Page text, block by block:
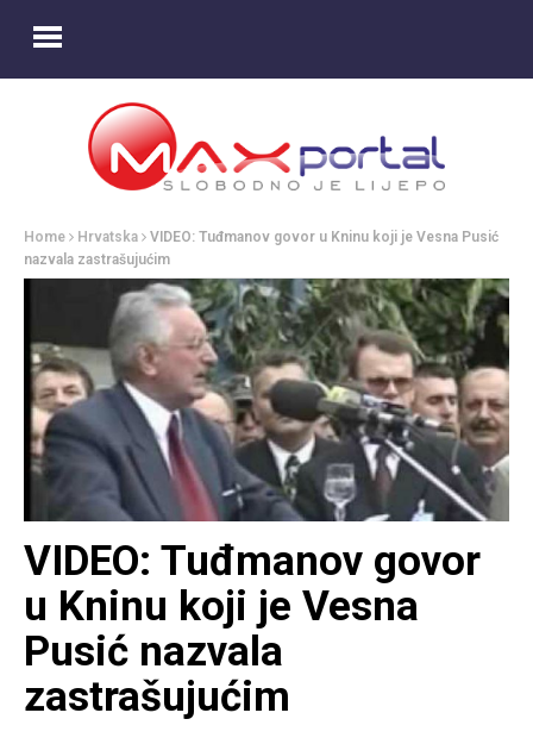
Home Hrvatska
VIDEO: Tuđmanov govor u Kninu koji je Vesna Pusić
nazvala zastrašujućim
VIDEO: Tuđmanov govor
u Kninu koji je Vesna
Pusić nazvala
zastrašujućim